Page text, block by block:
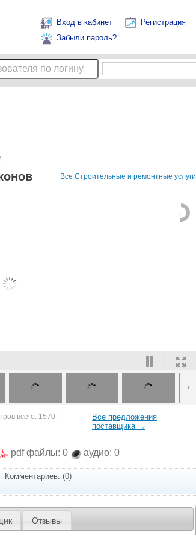
Вход в кабинет
Регистрация
Забыли пароль?
Все Строительные и ремонтные услуги
всего: 1570 |
Все предложения
поставщика →
pdf файлы: 0 аудио: 0
Комментариев: (0)
Отзывы